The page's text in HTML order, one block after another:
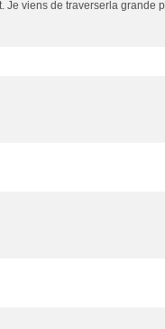
viens de traverserla grande